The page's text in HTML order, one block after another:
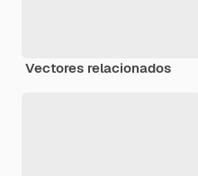
Vectores relacionados